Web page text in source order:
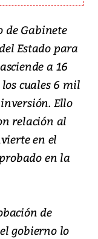
de Gabinete
Estado para
a 16
cuales 6 mil
Ello
relación al
en el
en la
de
gobierno lo